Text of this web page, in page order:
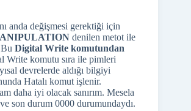
anda değişmesi gerektiği için
denilen metot ile
Bu Digital Write komutundan
Write komutu sıra ile pimleri
devrelerde aldığı bilgiyi
Hatalı komut işlenir.
daha iyi olacak sanırım. Mesela
son durum 0000 durumundaydı.